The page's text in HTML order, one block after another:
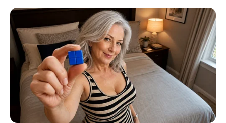
Como Fazer Massa de Biscuit:
Passo a Passo Completo